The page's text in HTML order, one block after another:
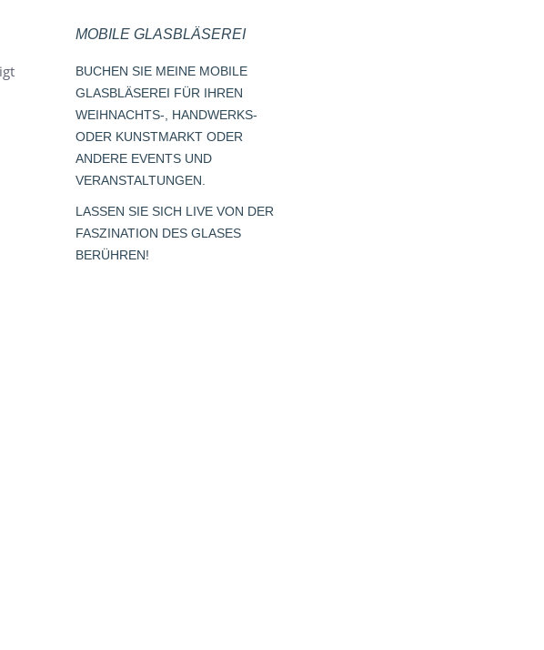
MOBILE GLASBLÄSEREI
BUCHEN SIE MEINE MOBILE
GLASBLÄSEREI FÜR IHREN
WEIHNACHTS-, HANDWERKS-
ODER KUNSTMARKT ODER
ANDERE EVENTS UND
VERANSTALTUNGEN.
LASSEN SIE SICH LIVE VON DER
FASZINATION DES GLASES
BERÜHREN!